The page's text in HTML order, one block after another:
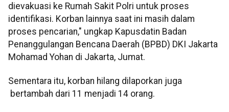
dievakuasi ke Rumah Sakit Polri untuk proses
identifikasi. Korban lainnya saat ini masih dalam
proses pencarian," ungkap Kapusdatin Badan
Penanggulangan Bencana Daerah (BPBD) DKI Jakarta
Mohamad Yohan di Jakarta, Jumat.
Sementara itu, korban hilang dilaporkan juga
bertambah dari 11 menjadi 14 orang.